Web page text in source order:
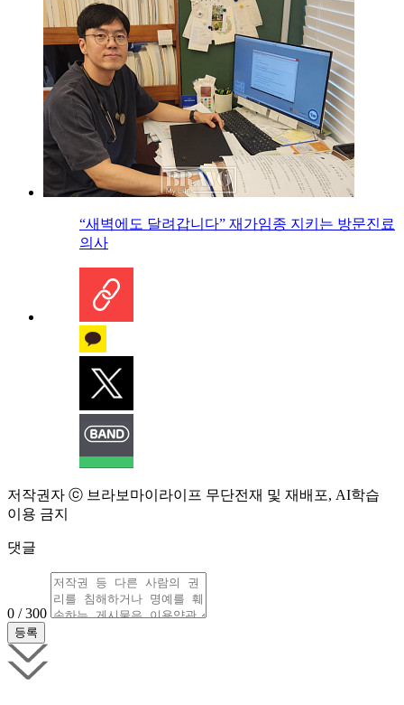
“새벽에도 달려갑니다” 재가임종 지키는 방문진료
의사
저작권자 ⓒ 브라보마이라이프 무단전재 및 재배포, AI학습
이용 금지
댓글
0 / 300